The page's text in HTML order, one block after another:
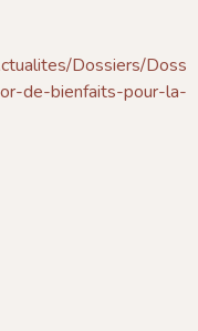
Dossiers/Doss
de-bienfaits-pour-la-